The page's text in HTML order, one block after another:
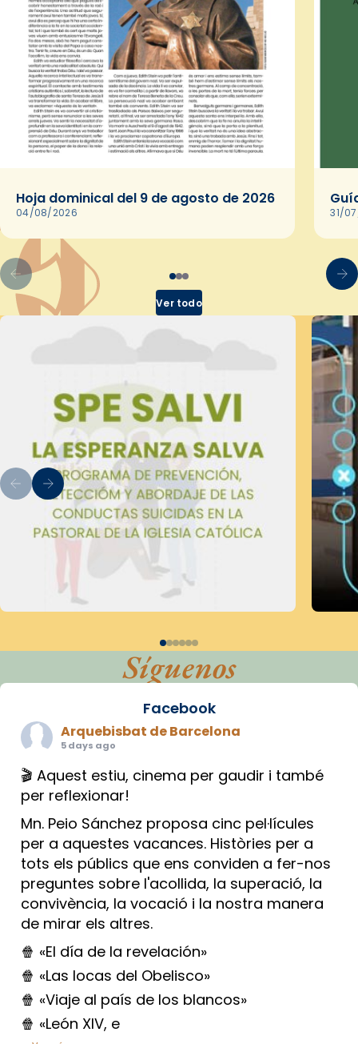
Hoja dominical del 9 de agosto de 2026
04/08/2026 31/
Ver todo
Síguenos
Facebook
Arquebisbat de Barcelona
5 days ago
🎬 Aquest estiu, cinema per gaudir i també
per reflexionar!
Mn. Peio Sánchez proposa cinc pel·lícules
per a aquestes vacances. Històries per a
tots els públics que ens conviden a fer-nos
preguntes sobre l'acollida, la superació, la
convivència, la vocació i la nostra manera
de mirar els altres.
🍿 «El día de la revelación»
🍿 «Las locas del Obelisco»
🍿 «Viaje al país de los blancos»
🍿 «León XIV, e